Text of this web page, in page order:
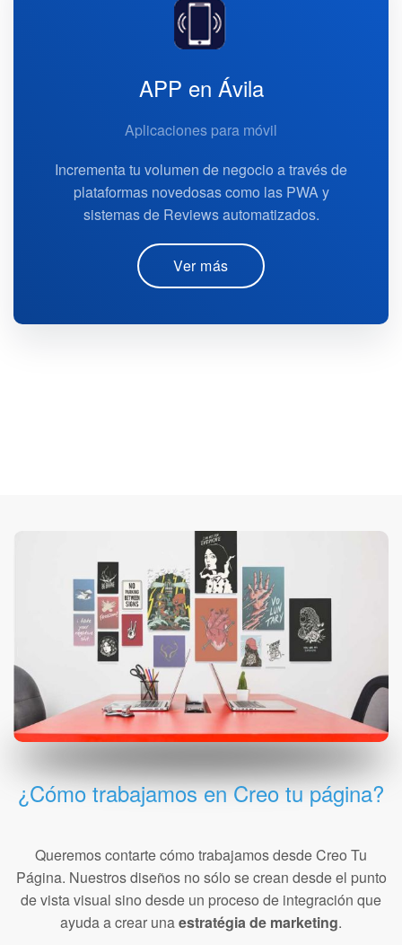
APP en Ávila
Aplicaciones para móvil
Incrementa tu volumen de negocio a través de
plataformas novedosas como las PWA y
sistemas de Reviews automatizados.
Ver más
¿Cómo trabajamos en Creo tu página?
Queremos contarte cómo trabajamos desde Creo Tu
Página. Nuestros diseños no sólo se crean desde el punto
de vista visual sino desde un proceso de integración que
ayuda a crear unaestratégia de marketing.